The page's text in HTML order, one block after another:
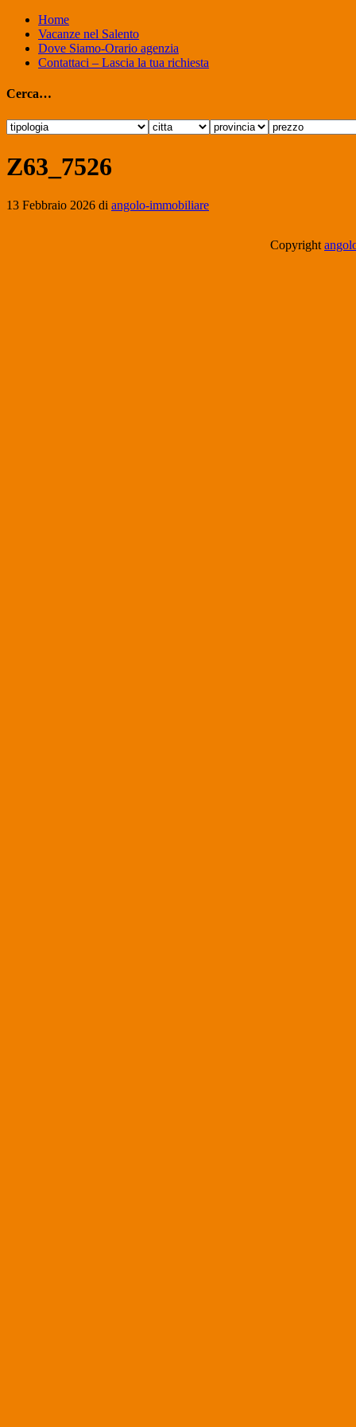
Home
Vacanze nel Salento
Dove Siamo-Orario agenzia
Contattaci – Lascia la tua richiesta
Cerca…
Z63_7526
13 Febbraio 2026 di angolo-immobiliare
Copyright